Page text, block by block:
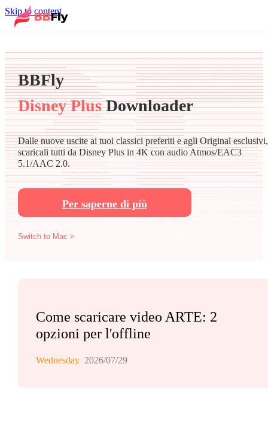
Skip to content
BBFly
Disney PlusDownloader
Dalle nuove uscite ai tuoi classici preferiti e agli Original esclusivi,
scaricali tutti da Disney Plus in 4K con audio Atmos/EAC3
5.1/AAC 2.0.
Per saperne di più
Switch to Mac >
Come scaricare video ARTE: 2
opzioni per l'offline
Wednesday 2026/07/29